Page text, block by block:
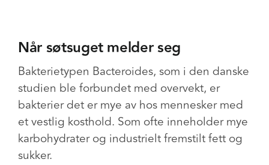
Når søtsuget melder seg
Bakterietypen Bacteroides, som i den danske
studien ble forbundet med overvekt, er
bakterier det er mye av hos mennesker med
et vestlig kosthold. Som ofte inneholder mye
karbohydrater og industrielt fremstilt fett og
sukker.